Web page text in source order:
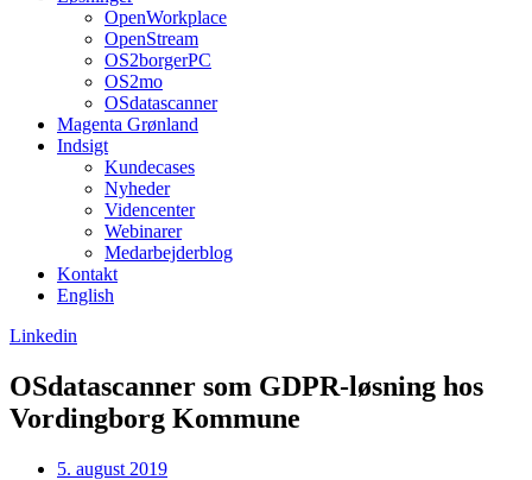
OpenWorkplace
OpenStream
OS2borgerPC
OS2mo
OSdatascanner
Magenta Grønland
Indsigt
Kundecases
Nyheder
Videncenter
Webinarer
Medarbejderblog
Kontakt
English
Linkedin
OSdatascanner som GDPR-løsning hos
Vordingborg Kommune
5. august 2019